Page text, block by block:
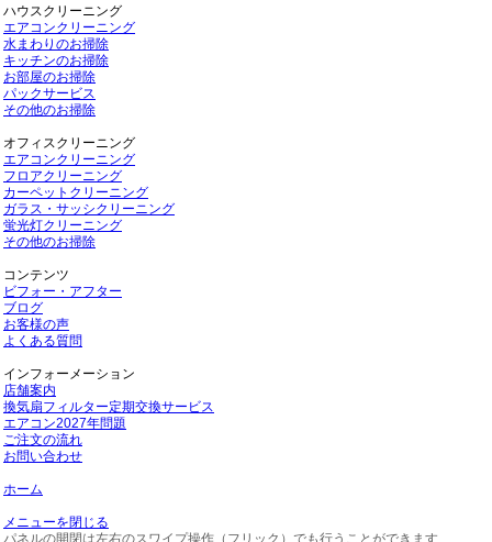
ハウスクリーニング
エアコンクリーニング
水まわりのお掃除
キッチンのお掃除
お部屋のお掃除
パックサービス
その他のお掃除
オフィスクリーニング
エアコンクリーニング
フロアクリーニング
カーペットクリーニング
ガラス・サッシクリーニング
蛍光灯クリーニング
その他のお掃除
コンテンツ
ビフォー・アフター
ブログ
お客様の声
よくある質問
インフォーメーション
店舗案内
換気扇フィルター定期交換サービス
エアコン2027年問題
ご注文の流れ
お問い合わせ
ホーム
メニューを閉じる
パネルの開閉は左右のスワイプ操作（フリック）でも行うことができます